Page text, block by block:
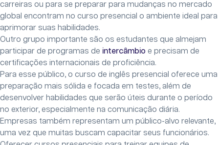
carreiras ou para se preparar para mudanças no mercado
global encontram no curso presencial o ambiente ideal para
aprimorar suas habilidades.
Outro grupo importante são os estudantes que almejam
participar de programas de intercâmbio e precisam de
certificações internacionais de proficiência.
Para esse público, o curso de inglês presencial oferece uma
preparação mais sólida e focada em testes, além de
desenvolver habilidades que serão úteis durante o período
no exterior, especialmente na comunicação diária.
Empresas também representam um público-alvo relevante,
uma vez que muitas buscam capacitar seus funcionários.